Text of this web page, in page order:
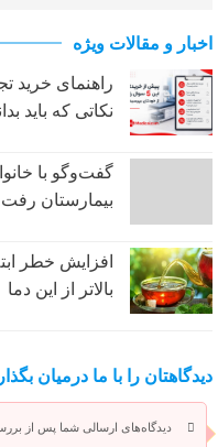
اخبار و مقالات ویژه
راهنمای خرید
نکاتی که باید
گفت‌وگو با
بیمارستان رفت
افزایش خطر
بالاتر از این دما
دیدگاهتان را با ما درمیان
دیدگاه‌های ارسالی شما پس از